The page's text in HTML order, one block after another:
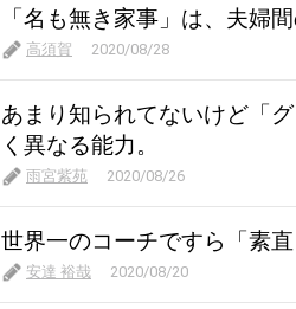
「名も無き家事」は、夫婦
高須賀 2020/08/28
あまり知られてないけど「
く異なる能力。
雨宮紫苑 2020/08/26
世界一のコーチですら「素
安達 裕哉 2020/08/20